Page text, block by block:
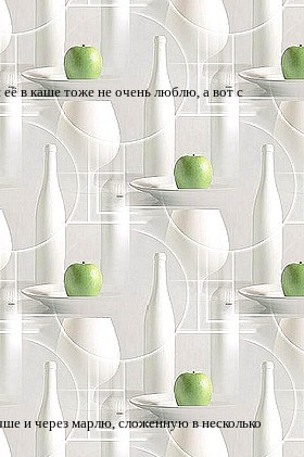
в каше тоже не очень люблю, а вот с
и через марлю, сложенную в несколько